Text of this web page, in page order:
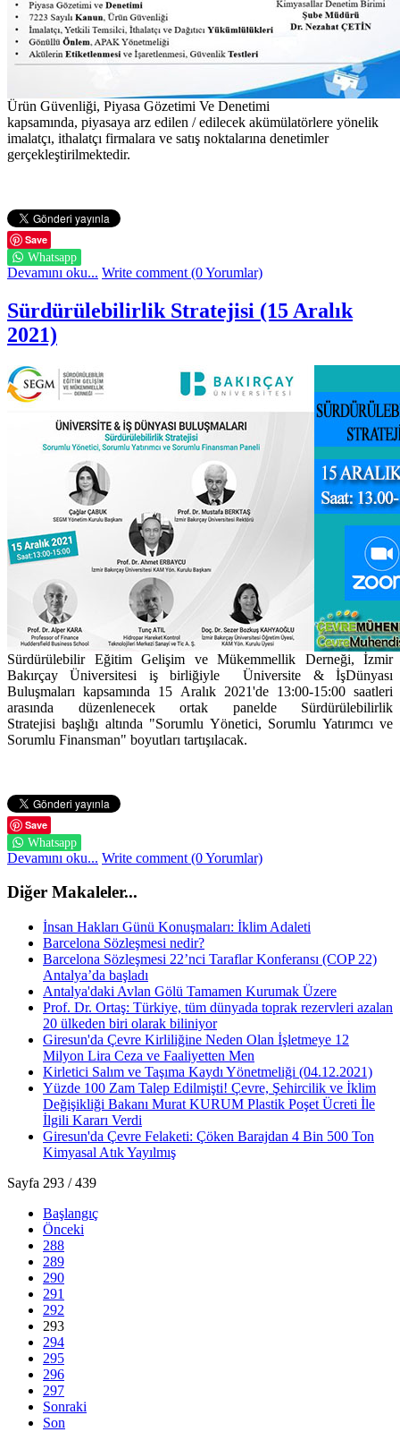
Ürün Güvenliği, Piyasa Gözetimi Ve Denetimi
kapsamında, piyasaya arz edilen / edilecek akümülatörlere yönelik
imalatçı, ithalatçı firmalara ve satış noktalarına denetimler
gerçekleştirilmektedir.
Save
Whatsapp
Devamını oku... Write comment (0 Yorumlar)
Sürdürülebilirlik Stratejisi (15 Aralık
2021)
Sürdürülebilir Eğitim Gelişim ve Mükemmellik Derneği, İzmir
Bakırçay Üniversitesi iş birliğiyle Üniversite & İşDünyası
Buluşmaları kapsamında 15 Aralık 2021'de 13:00-15:00 saatleri
arasında düzenlenecek ortak panelde Sürdürülebilirlik
Stratejisi başlığı altında "Sorumlu Yönetici, Sorumlu Yatırımcı ve
Sorumlu Finansman" boyutları tartışılacak.
Save
Whatsapp
Devamını oku... Write comment (0 Yorumlar)
Diğer Makaleler...
İnsan Hakları Günü Konuşmaları: İklim Adaleti
Barcelona Sözleşmesi nedir?
Barcelona Sözleşmesi 22’nci Taraflar Konferansı (COP 22)
Antalya’da başladı
Antalya'daki Avlan Gölü Tamamen Kurumak Üzere
Prof. Dr. Ortaş: Türkiye, tüm dünyada toprak rezervleri azalan
20 ülkeden biri olarak biliniyor
Giresun'da Çevre Kirliliğine Neden Olan İşletmeye 12
Milyon Lira Ceza ve Faaliyetten Men
Kirletici Salım ve Taşıma Kaydı Yönetmeliği (04.12.2021)
Yüzde 100 Zam Talep Edilmişti! Çevre, Şehircilik ve İklim
Değişikliği Bakanı Murat KURUM Plastik Poşet Ücreti İle
İlgili Kararı Verdi
Giresun'da Çevre Felaketi: Çöken Barajdan 4 Bin 500 Ton
Kimyasal Atık Yayılmış
Sayfa 293 / 439
Başlangıç
Önceki
288
289
290
291
292
293
294
295
296
297
Sonraki
Son